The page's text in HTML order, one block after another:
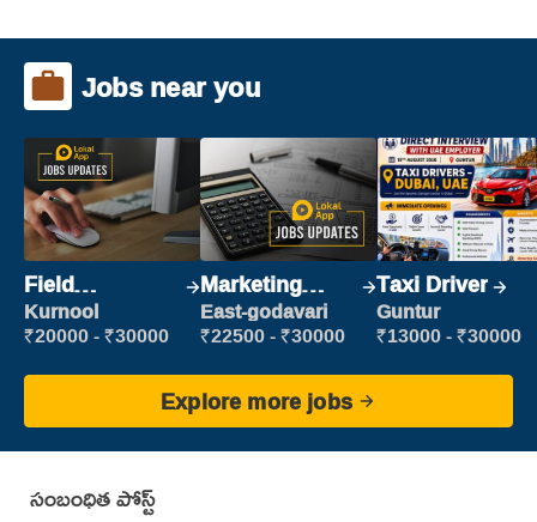
Jobs near you
Field
Marketing
Executive
Kurnool
₹20000 - ₹30000
Marketing
Executive
East-godavari
₹22500 - ₹30000
Taxi Driver
Guntur
₹13000 - ₹30000
Explore more jobs
సంబంధిత పోస్ట్